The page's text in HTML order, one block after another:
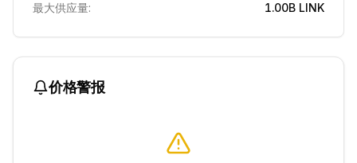
最大供应量: 1.00B LINK
价格警报